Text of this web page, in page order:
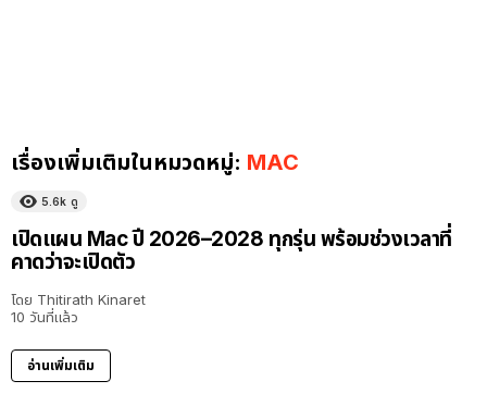
เรื่องเพิ่มเติมในหมวดหมู่: MAC
5.6k ดู
เปิดแผน Mac ปี 2026–2028 ทุกรุ่น พร้อมช่วงเวลาที่
คาดว่าจะเปิดตัว
โดย Thitirath Kinaret
10 วันที่แล้ว
อ่านเพิ่มเติม